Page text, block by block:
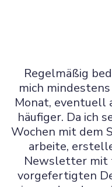
Regelmäßig
mich
Monat, eventuell
häufiger. Da ich
Wochen mit dem
arbeite,
Newsletter mit
vorgefertigten